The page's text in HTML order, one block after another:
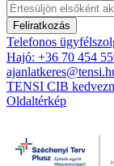
Feliratkozás
Telefonos
Hajó: +36 70 454
TENSI CIB
Oldaltérkép